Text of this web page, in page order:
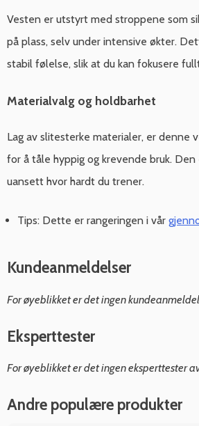
Vesten er utstyrt med stroppene som
på plass, selv under intensive økter.
stabil følelse, slik at du kan fokusere
Materialvalg og holdbarhet
Lag av slitesterke materialer, er denne
for å tåle hyppig og krevende bruk.
uansett hvor hardt du trener.
Tips: Dette er rangeringen i vår
Kundeanmeldelser
For øyeblikket er det ingen
Eksperttester
For øyeblikket er det ingen eksperttester
Andre populære produkter